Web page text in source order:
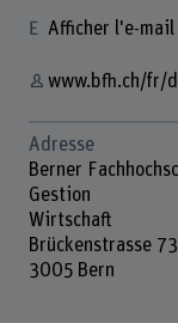
Afficher l'e-mail
www.bfh.ch/fr/
Adresse
Berner
Gestion
Wirtschaft
Brückenstrasse 73
3005 Bern